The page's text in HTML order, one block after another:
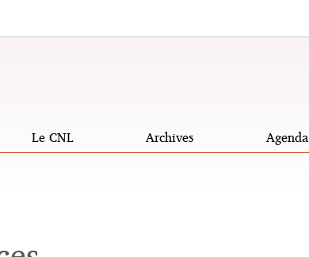
Le CNL Archives Agenda